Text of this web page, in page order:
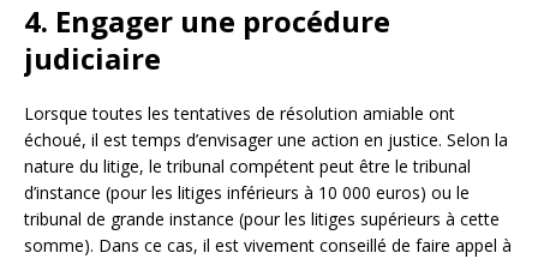
4. Engager une procédure
judiciaire
Lorsque toutes les tentatives de résolution amiable ont
échoué, il est temps d’envisager une action en justice. Selon la
nature du litige, le tribunal compétent peut être le tribunal
d’instance (pour les litiges inférieurs à 10 000 euros) ou le
tribunal de grande instance (pour les litiges supérieurs à cette
somme). Dans ce cas, il est vivement conseillé de faire appel à